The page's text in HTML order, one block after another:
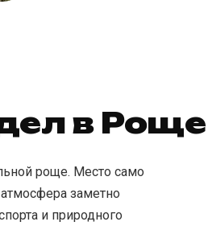
в Роще
роще. Место само
заметно
и природного